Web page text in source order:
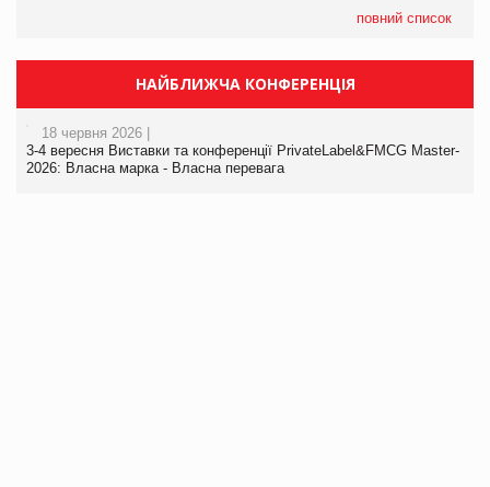
повний список
НАЙБЛИЖЧА КОНФЕРЕНЦІЯ
18 червня 2026 |
3-4 вересня Виставки та конференції PrivateLabel&FMCG Master-
2026: Власна марка - Власна перевага